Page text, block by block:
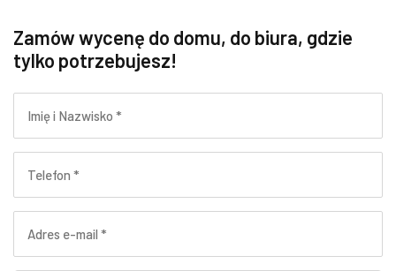
Zamów wycenę do domu, do biura, gdzie
tylko potrzebujesz!